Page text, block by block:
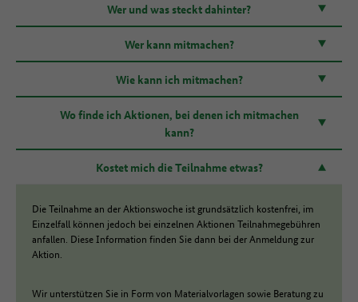
Wer und was steckt dahinter?
Wer kann mitmachen?
Wie kann ich mitmachen?
Wo finde ich Aktionen, bei denen ich mitmachen
kann?
Kostet mich die Teilnahme etwas?
Die Teilnahme an der Aktionswoche ist grundsätzlich kostenfrei, im
Einzelfall können jedoch bei einzelnen Aktionen Teilnahmegebühren
anfallen. Diese Information finden Sie dann bei der Anmeldung zur
Aktion.
Wir unterstützen Sie in Form von Materialvorlagen sowie Beratung zu